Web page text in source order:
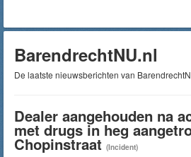
BarendrechtNU.nl
De laatste nieuwsberichten van
Dealer aangehouden na
met drugs in heg
Chopinstraat (Incident)